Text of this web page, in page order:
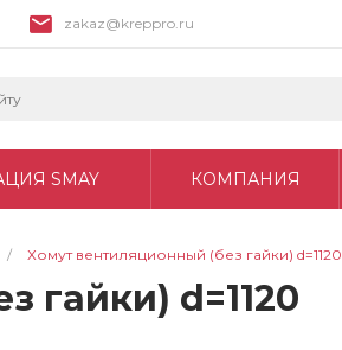
zakaz@kreppro.ru
SMAY КОМПАНИЯ
/ Хомут вентиляционный (без гайки) d=1120
гайки) d=1120